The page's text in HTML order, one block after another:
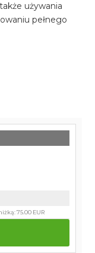
używania
pełnego
75.00 EUR